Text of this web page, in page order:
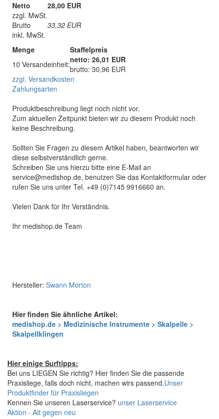
Netto
28,00 EUR
zzgl. MwSt.
Brutto
33,32 EUR
inkl. MwSt.
Menge
Staffelpreis
10 Versandeinheit:netto: 26,01 EUR
brutto: 30,96 EUR
zzgl. Versandkosten
Zahlungsarten
Produktbeschreibung liegt noch nicht vor.
Zum aktuellen Zeitpunkt bieten wir zu diesem Produkt noch
keine Beschreibung.
Sollten Sie Fragen zu diesem Artikel haben, beantworten wir
diese selbstverständlich gerne.
Schreiben Sie uns hierzu bitte eine E-Mail an
service@medishop.de, benutzen Sie das Kontaktformular oder
rufen Sie uns unter Tel. +49 (0)7145 9916660 an.
Vielen Dank für Ihr Verständnis.
Ihr medishop.de Team
Hersteller: Swann Morton
Hier finden Sie ähnliche Artikel:
medishop.de > Medizinische Instrumente > Skalpelle >
Skalpellklingen
Hier einige Surftipps:
Bei uns LIEGEN Sie richtig? Hier finden Sie die passende
Praxisliege, falls doch nicht, machen wirs passend.Unser
Produktfinder für Praxisliegen
Kennen Sie unseren Laserservice? unser Laserservice
Aktion - Alt gegen neu